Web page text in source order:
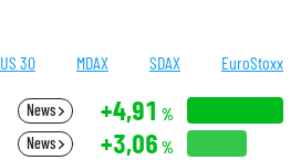
US 30 MDAX SDAX EuroStoxx
News +4,91 %
News +3,06 %